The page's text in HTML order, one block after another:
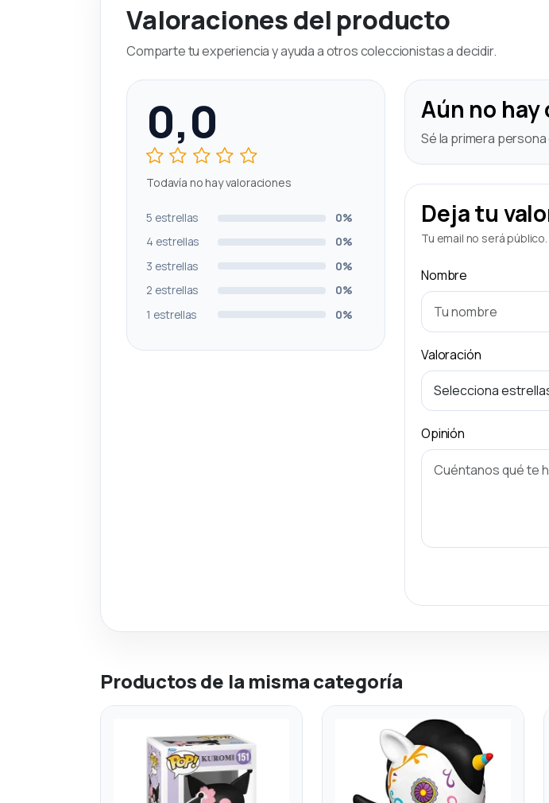
Valoraciones del producto
Comparte tu experiencia y ayuda a otros coleccionistas a decidir.
0,0
Todavía no hay valoraciones
5 estrellas
0%
4 estrellas
0%
3 estrellas
0%
2 estrellas
0%
1 estrellas
0%
Aún no
Sé la primera
Deja tu
Tu email no será
Nombre
Valoración
Opinión
Productos de la misma categoría